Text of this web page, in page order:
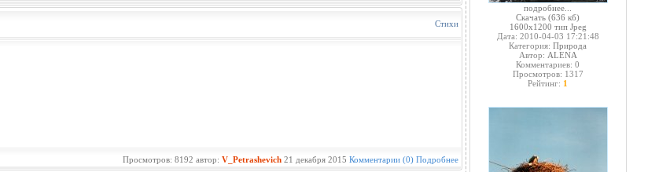
Стихи
Просмотров: 8192 автор: V_Petrashevich21 декабря 2015 Комментарии (0) Подробнее
подробнее...
Скачать (636 кб)
1600x1200 тип Jpeg
Дата: 2010-04-03 17:21:48
Категория: Природа
Автор: ALENA
Комментариев: 0
Просмотров: 1317
Рейтинг: 1